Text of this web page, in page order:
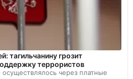
тагильчанину грозит
террористов
через платные